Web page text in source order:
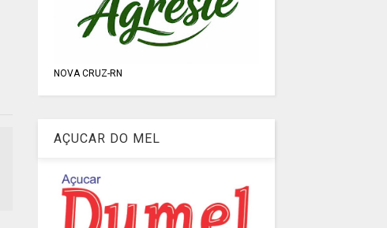
NOVA CRUZ-RN
AÇUCAR DO MEL